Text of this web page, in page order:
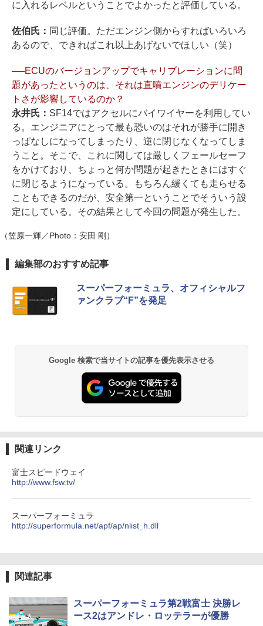
に入れるレベルということでよかったと評価している。
佐伯氏： 同じ評価。ただエンジン側からすればいろいろ
あるので、できればこれ以上あげないでほしい（笑）
──ECUのバージョンアップでキャリブレーションに問
題があったというのは、それは直噴エンジンのデリケー
トさが影響しているのか？
永井氏： SF14ではアクセルにバイワイヤーを利用してい
る。エンジニアにとって最も恐いのはそれが勝手に開き
っぱなしになってしまったり、逆に閉じなくなってしま
うこと。そこで、これに関しては厳しくフェールセーフ
をかけており、ちょっと何か問題が起きたときにはすぐ
に閉じるようになっている。もちろん緩くても走らせる
こともできるのだが、安全第一ということでそういう設
定にしている。その結果として今回の問題が発生した。
（笠原一輝／Photo：安田 剛）
編集部のおすすめ記事
スーパーフォーミュラ、オフィシャルフ
ァンクラブ“F”を発足
Google 検索で当サイトの記事を優先表示させる
関連リンク
富士スピードウェイ
http://www.fsw.tv/
スーパーフォーミュラ
http://superformula.net/apf/ap/nlist_h.dll
関連記事
スーパーフォーミュラ第2戦富士 決勝レ
ース2はアンドレ・ロッテラーが優勝